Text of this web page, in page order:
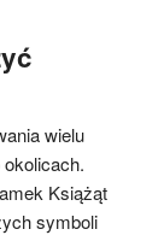
wielu
Książąt
symboli